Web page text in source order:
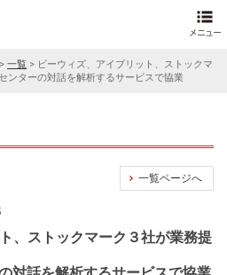
> 一覧 > ビーウィズ、アイブリット、ストックマ
ンターの対話を解析するサービスで協業
一覧ページへ
、ストックマーク３社が業務提